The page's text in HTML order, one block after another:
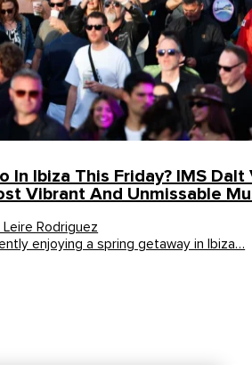
In Ibiza This Friday? IMS Dalt
Vibrant And Unmissable
Rodriguez
enjoying a spring getaway in Ibiza…